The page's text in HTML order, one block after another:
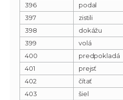
396
podal
397
zistili
398
dokážu
399
volá
400
predpokladá
401
prejsť
402
čítať
403
šiel